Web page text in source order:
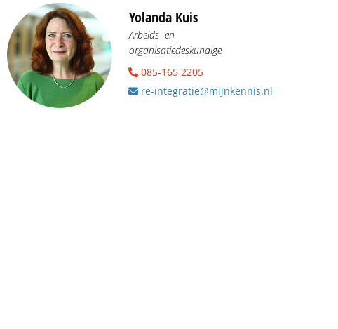
Yolanda Kuis
Arbeids- en
organisatiedeskundige
085-165 2205
re-integratie@mijnkennis.nl